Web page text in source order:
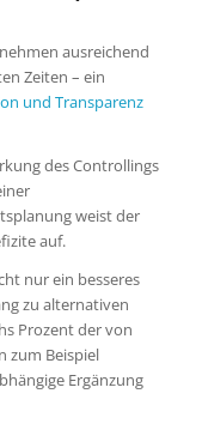
ausreichend
Zeiten – ein
und Transparenz
des Controllings
weist der
auf.
nur ein besseres
zu alternativen
Prozent der von
zum Beispiel
Ergänzung